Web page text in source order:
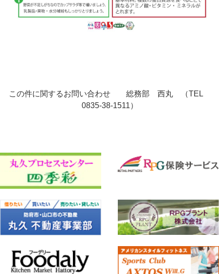
この件に関するお問い合わせ 総務部 西丸 （TEL
0835-38-1511）